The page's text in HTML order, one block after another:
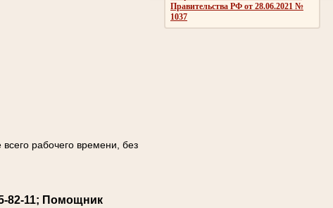
Правительства РФ от 28.06.2021 №
1037
рабочего времени, без
82-11; Помощник